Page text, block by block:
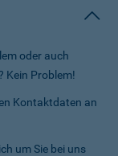
oder auch
Kein Problem!
Kontaktdaten an
um Sie bei uns